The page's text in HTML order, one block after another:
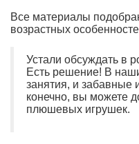
Все материалы
возрастных
Устали обсуждать в
Есть решение! В
занятия, и забавные
конечно, вы можете
плюшевых игрушек.